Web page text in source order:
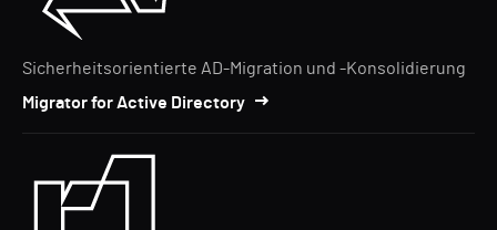
Sicherheitsorientierte AD-Migration und -Konsolidierung
Migrator for Active Directory